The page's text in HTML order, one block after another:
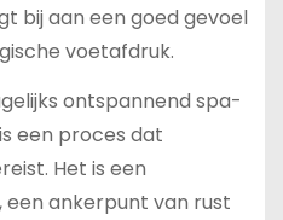
bij aan een goed gevoel
voetafdruk.
ontspannend spa-
een proces dat
Het is een
een ankerpunt van rust